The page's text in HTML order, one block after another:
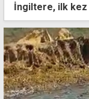
İngiltere, ilk kez